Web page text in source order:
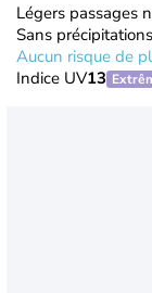
Légers passages
Sans
Aucun risque de
Indice UV13